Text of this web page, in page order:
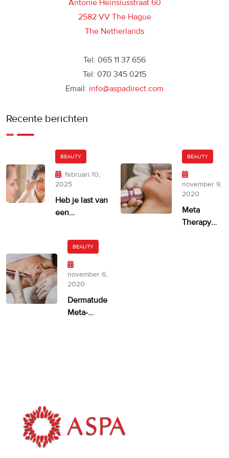
Antonie Heinsiusstraat 60
2582 VV The Hague
The Netherlands
Tel: 065 11 37 656
Tel: 070 345 0215
Email: info@aspadirect.com
Recente berichten
BEAUTY
februari 10,
2025
Heb je last van
een
BEAUTY
november 9,
2020
Meta
Therapy
BEAUTY
november 6,
2020
Dermatude
Meta-